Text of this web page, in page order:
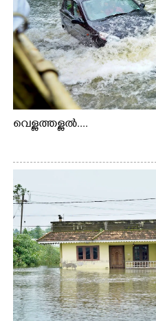
വെള്ളത്തള്ളൽ....